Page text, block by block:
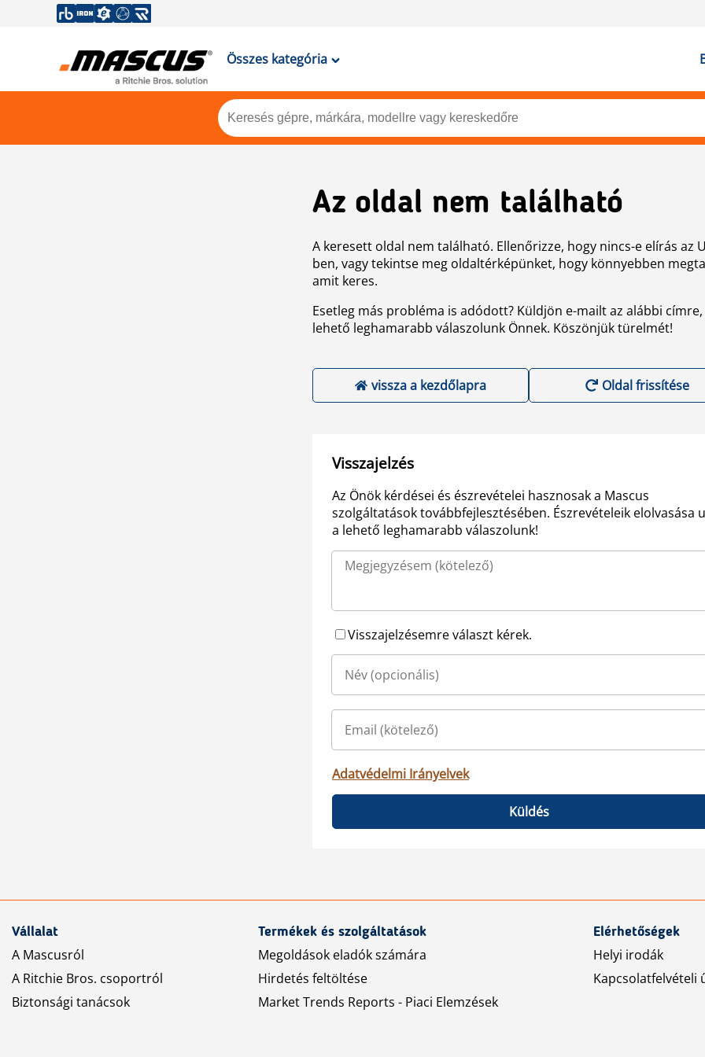
Összes kategória
Az oldal nem található
A keresett oldal nem található. Ellenőrizze, hogy nincs-e elírás az
ben, vagy tekintse meg oldaltérképünket, hogy könnyebben
amit keres.
Esetleg más probléma is adódott? Küldjön e-mailt az alábbi címre,
lehető leghamarabb válaszolunk Önnek. Köszönjük türelmét!
vissza a kezdőlapra Oldal frissítése
Visszajelzés
Az Önök kérdései és észrevételei hasznosak a Mascus
szolgáltatások továbbfejlesztésében. Észrevételeik elolvasása
a lehető leghamarabb válaszolunk!
Visszajelzésemre választ kérek.
Adatvédelmi Irányelvek
Küldés
Vállalat
A Mascusról
A Ritchie Bros. csoportról
Biztonsági tanácsok
Termékek és szolgáltatások
Megoldások eladók számára
Hirdetés feltöltése
Market Trends Reports - Piaci Elemzések
Elérhetőségek
Helyi irodák
Kapcsolatfelvételi